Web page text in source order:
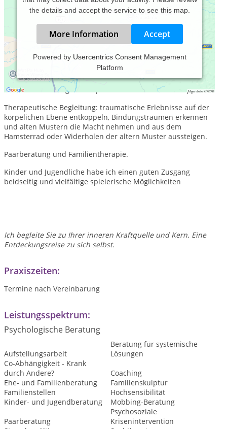
the details and accept the service to see this map.
More Information Accept
Powered by Usercentrics Consent Management
Platform
Achtsame, wertschätzende, stärkenfokusierte Begleitung. Sie
bestimmen Tempo und wie tief Sie in die Themen eintauchen
möchten. Coaching und Supervision einzeln oder Gruppen.
Therapeutische Begleitung: traumatische Erlebnisse auf der
körpelichen Ebene entkoppeln, Bindungstraumen erkennen
und alten Mustern die Macht nehmen und aus dem
Hamsterrad oder Widerholen der altern Muster aussteigen.
Paarberatung und Familientherapie.
Kinder und Jugendliche habe ich einen guten Zusgang
beidseitig und vielfältige spielerische Möglichkeiten
Ich begleite Sie zu Ihrer inneren Kraftquelle und Kern. Eine
Entdeckungsreise zu sich selbst.
Praxiszeiten:
Termine nach Vereinbarung
Leistungsspektrum:
Psychologische Beratung
Aufstellungsarbeit
Beratung für systemische
Lösungen
Co-Abhängigkeit - Krank
durch Andere?
Coaching
Ehe- und Familienberatung
Familienskulptur
Familienstellen
Hochsensibilität
Kinder- und Jugendberatung
Mobbing-Beratung
Paarberatung
Psychosoziale
Krisenintervention